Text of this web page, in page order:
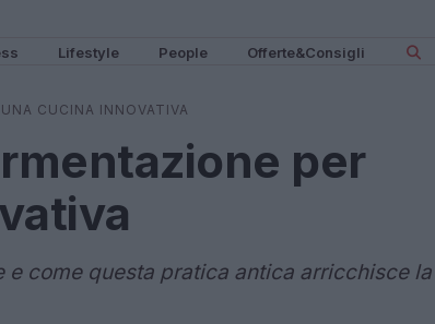
Lifestyle People Offerte&Consigli
CUCINA INNOVATIVA
per
e come questa pratica antica arricchisce la